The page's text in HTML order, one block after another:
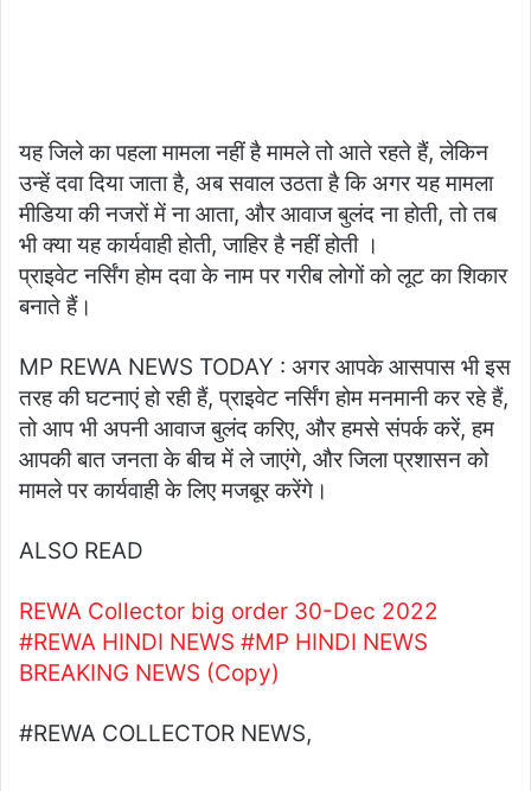
यह जिले का पहला मामला नहीं है मामले तो आते रहते हैं, लेकिन
उन्हें दवा दिया जाता है, अब सवाल उठता है कि अगर यह मामला
मीडिया की नजरों में ना आता, और आवाज बुलंद ना होती, तो तब
भी क्या यह कार्यवाही होती, जाहिर है नहीं होती ।
प्राइवेट नर्सिंग होम दवा के नाम पर गरीब लोगों को लूट का शिकार
बनाते हैं।
MP REWA NEWS TODAY : अगर आपके आसपास भी इस
तरह की घटनाएं हो रही हैं, प्राइवेट नर्सिंग होम मनमानी कर रहे हैं,
तो आप भी अपनी आवाज बुलंद करिए, और हमसे संपर्क करें, हम
आपकी बात जनता के बीच में ले जाएंगे, और जिला प्रशासन को
मामले पर कार्यवाही के लिए मजबूर करेंगे।
ALSO READ
REWA Collector big order 30-Dec 2022
#REWA HINDI NEWS #MP HINDI NEWS
BREAKING NEWS (Copy)
#REWA COLLECTOR NEWS,